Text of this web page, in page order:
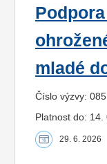
mladé
Číslo výzvy: 085
Platnost do:
29. 6. 2026